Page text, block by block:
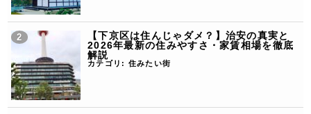
【下京区は住んじゃダメ？】治安の真実と
2026年最新の住みやすさ・家賃相場を徹底
解説
カテゴリ: 住みたい街